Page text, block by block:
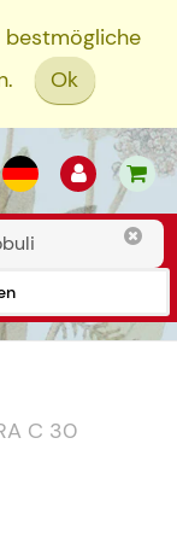
bestmögliche
Ok
C 30